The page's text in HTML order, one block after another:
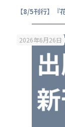
【8/5刊行】
2026年6月26日